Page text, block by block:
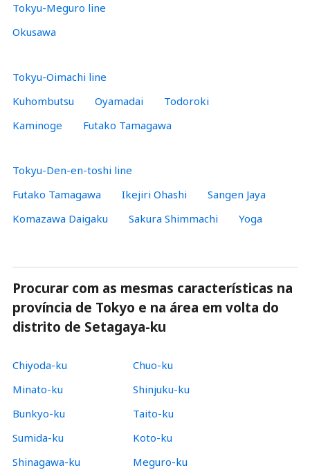
Tokyu-Meguro line
Okusawa
Tokyu-Oimachi line
Kuhombutsu
Oyamadai
Todoroki
Kaminoge
Futako Tamagawa
Tokyu-Den-en-toshi line
Futako Tamagawa
Ikejiri Ohashi
Sangen Jaya
Komazawa Daigaku
Sakura Shimmachi Yoga
Procurar com as mesmas características na
província de Tokyo e na área em volta do
distrito de Setagaya-ku
Chiyoda-ku
Chuo-ku
Minato-ku
Shinjuku-ku
Bunkyo-ku
Taito-ku
Sumida-ku
Koto-ku
Shinagawa-ku
Meguro-ku